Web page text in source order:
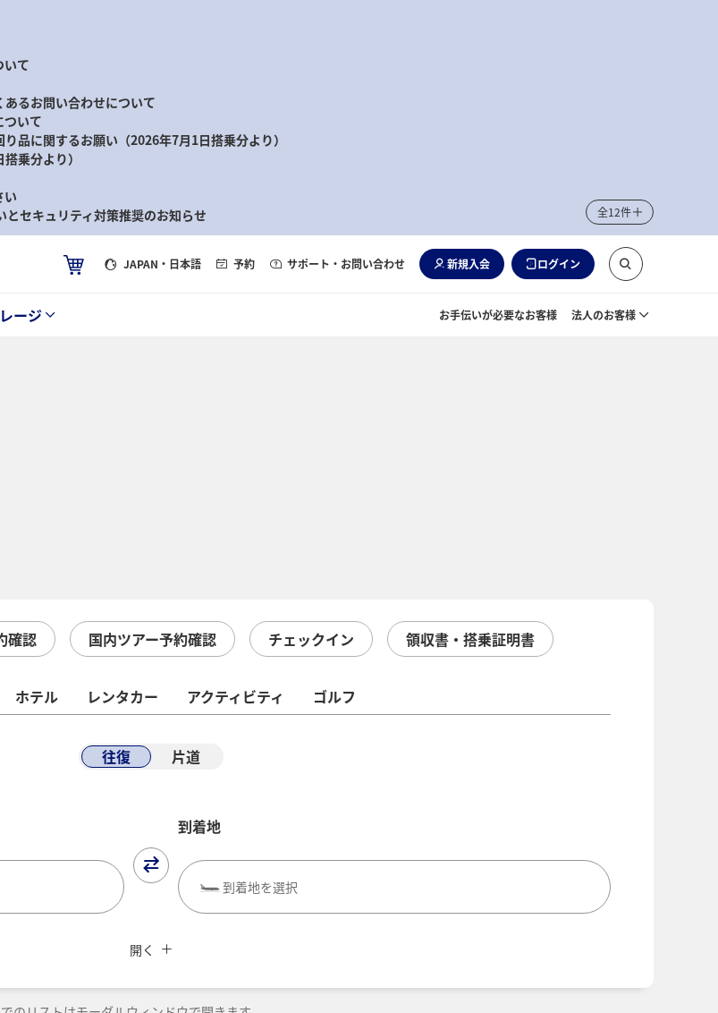
いて
るお問い合わせについて
ついて
品に関するお願い（2026年7月1日搭乗分より）
乗分より）
い
セキュリティ対策推奨のお知らせ 全12件
JAPAN ・日本語 予約 サポート・お問い合わせ 新規入会 ログイン
ージ お手伝いが必要なお客様 法人のお客様
確認 国内ツアー予約確認 チェックイン 領収書・搭乗証明書
ホテル レンタカー アクティビティ ゴルフ
往復 片道
到着地
到着地を選択
復路出発日および時間帯
開く